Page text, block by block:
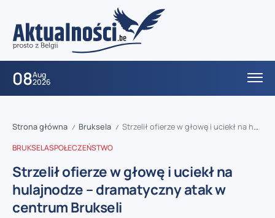
08Aug
2026
Strona główna / Bruksela / Strzelił ofierze w głowę i uciekł na hulajnodze – dramatyczny atak w centrum Brukseli
BRUKSELASPOŁECZEŃSTWO
Strzelił ofierze w głowę i uciekł na
hulajnodze – dramatyczny atak w
centrum Brukseli